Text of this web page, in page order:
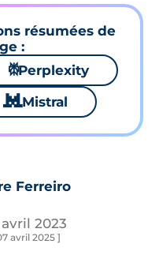
résumées de
:
⚙Perplexity
🐱 Mistral
Ferreiro
2023
avril 2025 ]